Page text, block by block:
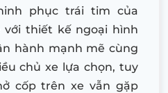
phục trái tim của
với thiết kế ngoại hình
hành mạnh mẽ cùng
chủ xe lựa chọn, tuy
cốp trên xe vẫn gặp